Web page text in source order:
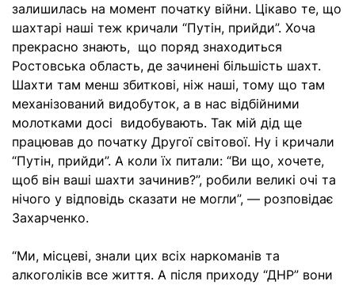
залишилась на момент початку війни. Цікаво те, що
шахтарі наші теж кричали “Путін, прийди”. Хоча
прекрасно знають, що поряд знаходиться
Ростовська область, де зачинені більшість шахт.
Шахти там менш збиткові, ніж наші, тому що там
механізований видобуток, а в нас відбійними
молотками досі видобувають. Так мій дід ще
працював до початку Другої світової. Ну і кричали
“Путін, прийди”. А коли їх питали: “Ви що, хочете,
щоб він ваші шахти зачинив?”, робили великі очі та
нічого у відповідь сказати не могли”, — розповідає
Захарченко.
“Ми, місцеві, знали цих всіх наркоманів та
алкоголіків все життя. А після приходу “ДНР” вони